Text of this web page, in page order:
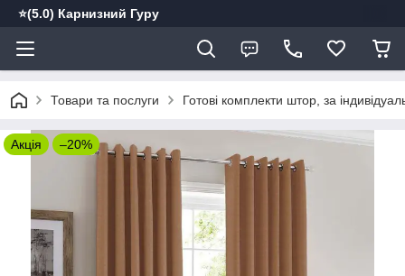
⭐️(5.0) Карнизний Гуру
Товари та послуги Готові комплекти штор, за
Акція –20%